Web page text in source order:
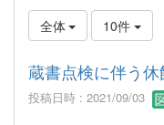
全体 10件
蔵書点検に伴う
投稿日時 : 2021/09/03